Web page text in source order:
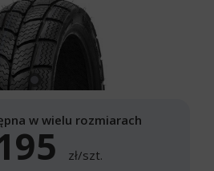
w wielu rozmiarach
zł/szt.